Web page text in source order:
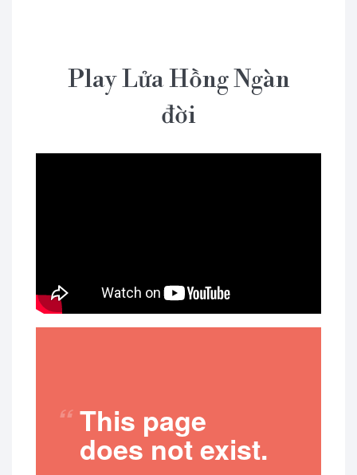
Play Lửa Hồng Ngàn
đời